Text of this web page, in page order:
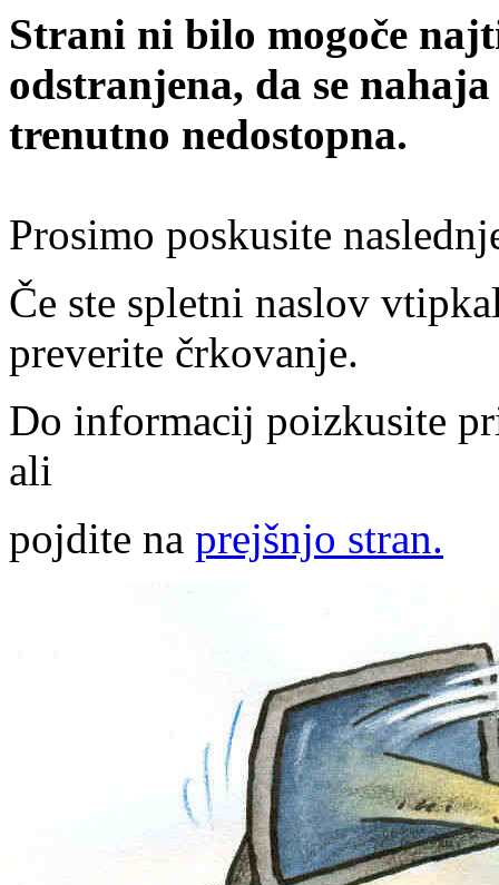
Strani ni bilo mogoče
odstranjena, da se
trenutno nedostopna.
Prosimo poskusite
Če ste spletni naslov
preverite črkovanje.
Do informacij poizkusite
ali
pojdite na prejšnjo stran.